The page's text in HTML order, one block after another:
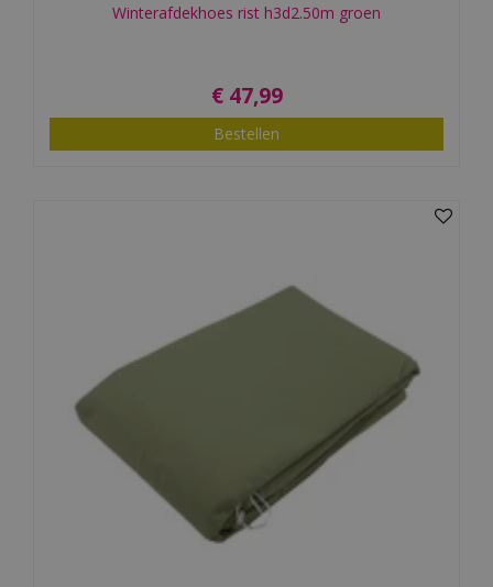
Winterafdekhoes rist h3d2.50m groen
€ 47,99
Bestellen